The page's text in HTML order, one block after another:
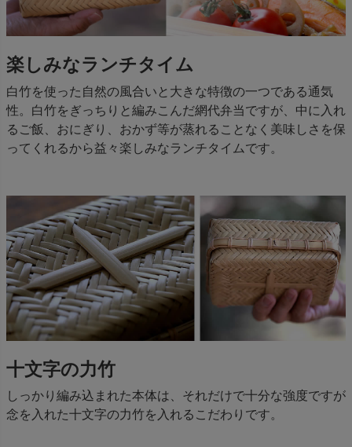
楽しみなランチタイム
白竹を使った自然の風合いと大きな特徴の一つである通気
性。白竹をぎっちりと編みこんだ網代弁当ですが、中に入れ
るご飯、おにぎり、おかず等が蒸れることなく美味しさを保
ってくれるから益々楽しみなランチタイムです。
十文字の力竹
しっかり編み込まれた本体は、それだけで十分な強度ですが
念を入れた十文字の力竹を入れるこだわりです。